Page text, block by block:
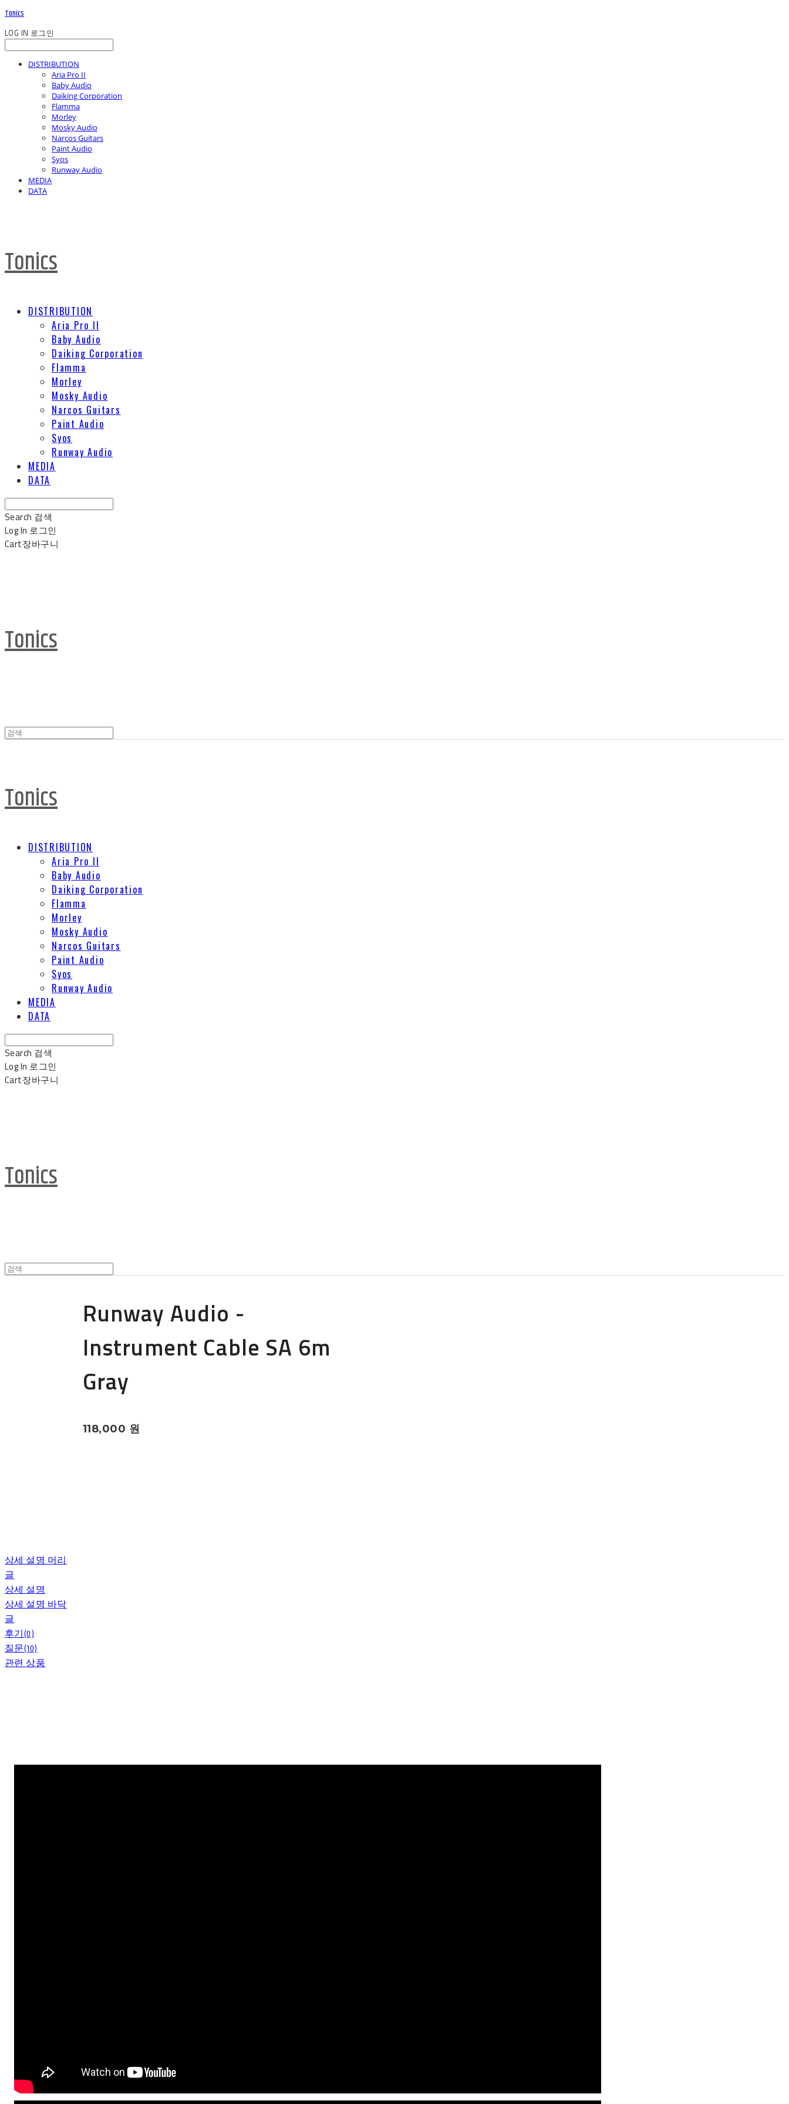
Tonics
LOG IN 로그인
DISTRIBUTION
Aria Pro II
Baby Audio
Daiking Corporation
Flamma
Morley
Mosky Audio
Narcos Guitars
Paint Audio
Syos
Runway Audio
MEDIA
DATA
Tonics
DISTRIBUTION
Aria Pro II
Baby Audio
Daiking Corporation
Flamma
Morley
Mosky Audio
Narcos Guitars
Paint Audio
Syos
Runway Audio
MEDIA
DATA
Search 검색
Log In 로그인
Cart장바구니
Tonics
Tonics
DISTRIBUTION
Aria Pro II
Baby Audio
Daiking Corporation
Flamma
Morley
Mosky Audio
Narcos Guitars
Paint Audio
Syos
Runway Audio
MEDIA
DATA
Search 검색
Log In 로그인
Cart장바구니
Tonics
Runway Audio -
Instrument Cable SA 6m
Gray
118,000 원
상세 설명 머리
글
상세 설명
상세 설명 바닥
글
후기(0)
질문(10)
관련 상품